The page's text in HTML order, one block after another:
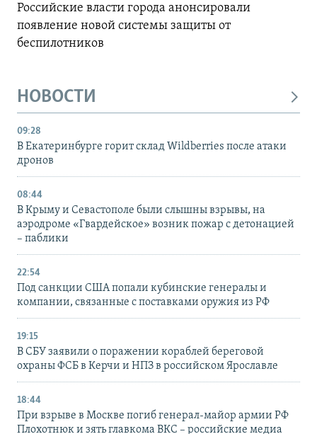
Российские власти города анонсировали
появление новой системы защиты от
беспилотников
НОВОСТИ
09:28
В Екатеринбурге горит склад Wildberries после атаки
дронов
08:44
В Крыму и Севастополе были слышны взрывы, на
аэродроме «Гвардейское» возник пожар с детонацией
– паблики
22:54
Под санкции США попали кубинские генералы и
компании, связанные с поставками оружия из РФ
19:15
В СБУ заявили о поражении кораблей береговой
охраны ФСБ в Керчи и НПЗ в российском Ярославле
18:44
При взрыве в Москве погиб генерал-майор армии РФ
Плохотнюк и зять главкома ВКС – российские медиа